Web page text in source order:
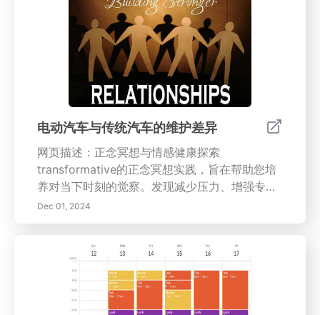
电动汽车与传统汽车的维护差异
网页描述：正念冥想与情感健康探索
transformative的正念冥想实践，旨在帮助您培
养对当下时刻的觉察。发现减少压力、增强专注
力和改善情感健康的好处。这种根植于古老传统
的可获取技术，可以融入日常生活，促进心理清
性，包括身体健康、社会联系和环境对心理健康
的影响。深入探讨正念实践、写日记和感恩等实
用技巧，以增强您的情感格局。加入我们，解锁
正念在应对生活复杂性和通过有效沟通、建立信
Dec 01, 2024